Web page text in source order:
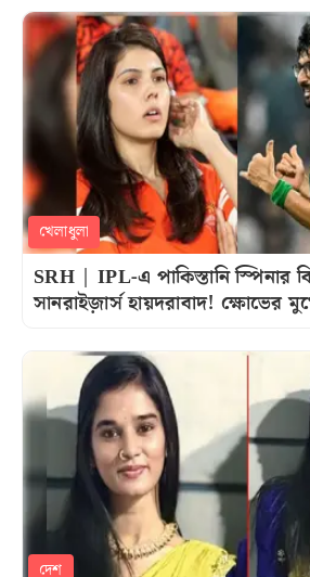
খেলাধুলা
SRH | IPL-এ পাকিস্তানি স্পিনার
সানরাইজ়ার্স হায়দরাবাদ! ক্ষোভের
দেশ